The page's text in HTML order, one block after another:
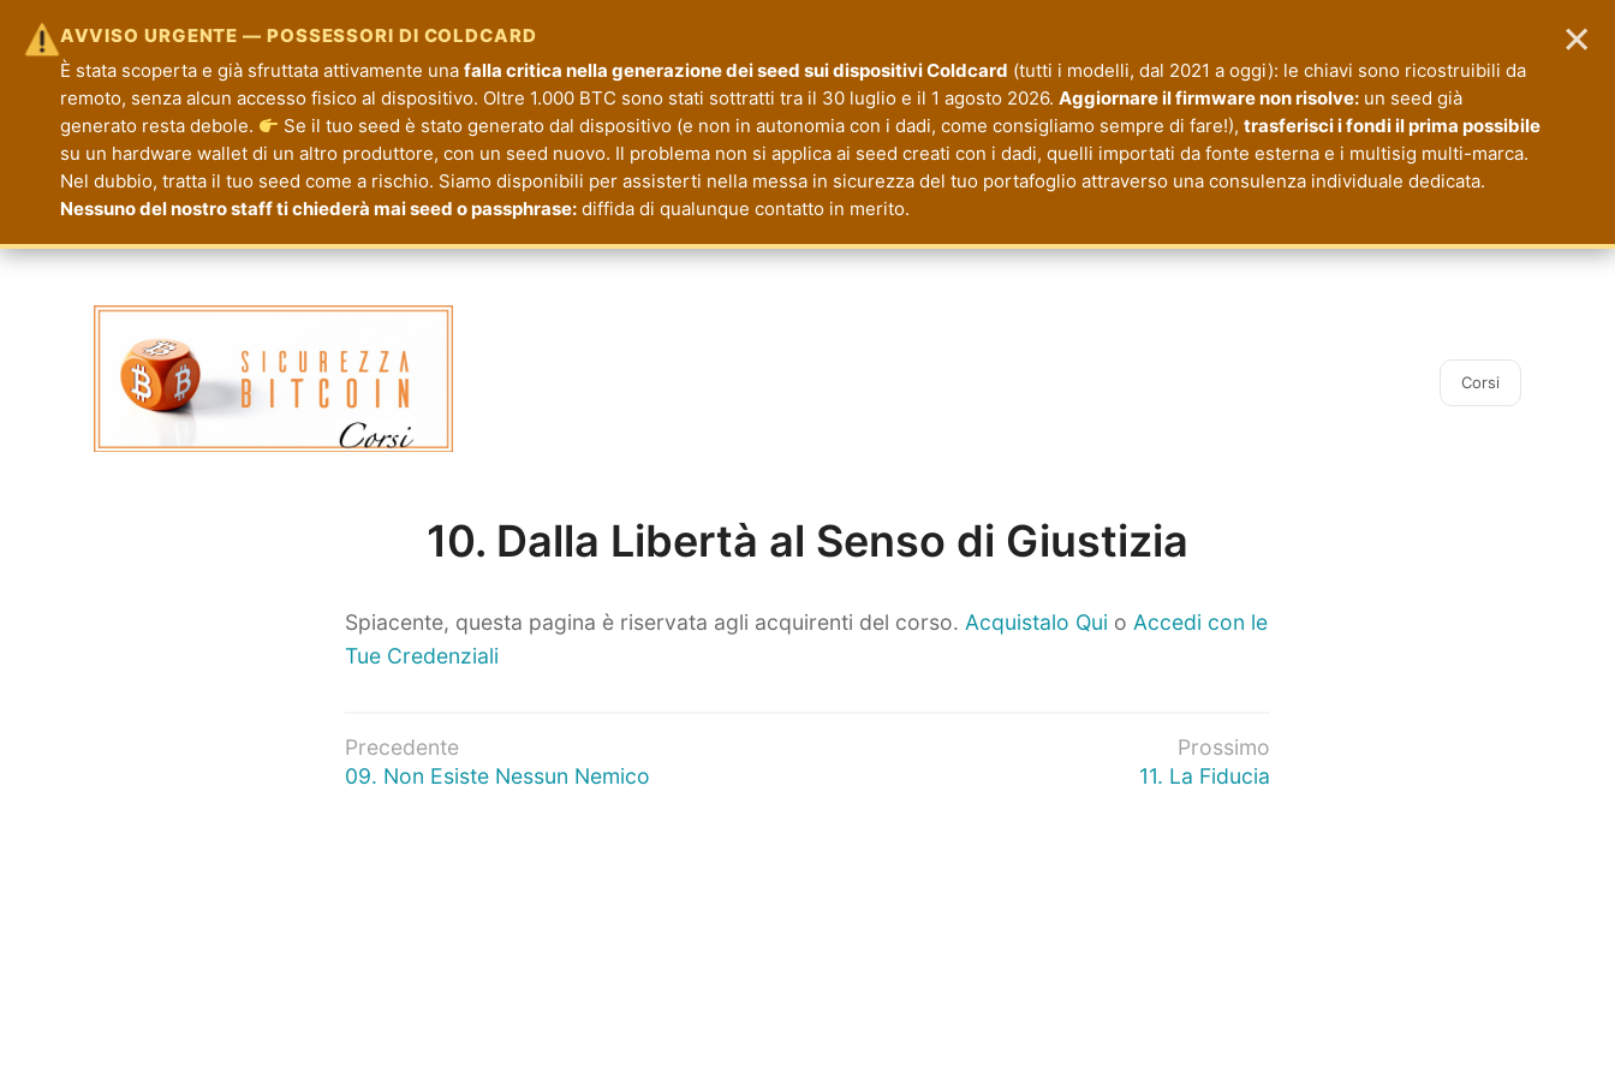
AVVISO URGENTE — POSSESSORI DI COLDCARD
È stata scoperta e già sfruttata attivamente una falla critica nella generazione dei seed sui dispositivi Coldcard (tutti i modelli, dal 2021 a oggi): le chiavi sono ricostruibili da
remoto, senza alcun accesso fisico al dispositivo. Oltre 1.000 BTC sono stati sottratti tra il 30 luglio e il 1 agosto 2026. Aggiornare il firmware non risolve:un seed già
generato resta debole.
Se il tuo seed è stato generato dal dispositivo (e non in autonomia con i dadi, come consigliamo sempre di fare!), trasferisci i fondi il prima possibile
su un hardware wallet di un altro produttore, con un seed nuovo. Il problema non si applica ai seed creati con i dadi, quelli importati da fonte esterna e i multisig multi-marca.
Nel dubbio, tratta il tuo seed come a rischio. Siamo disponibili per assisterti nella messa in sicurezza del tuo portafoglio attraverso una consulenza individuale dedicata.
Nessuno del nostro staff ti chiederà mai seed o passphrase:diffida di qualunque contatto in merito.
×
Corsi
10. Dalla Libertà al Senso di Giustizia
Spiacente, questa pagina è riservata agli acquirenti del corso. Acquistalo Qui o Accedi con le
Tue Credenziali
Navigazione
Precedente
Articolo
09. Non Esiste Nessun Nemico
Prossimo
11. La Fiducia